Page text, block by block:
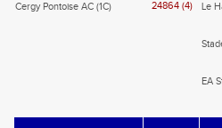
Cergy Pontoise AC (1C) 24864 (4) Le
EA